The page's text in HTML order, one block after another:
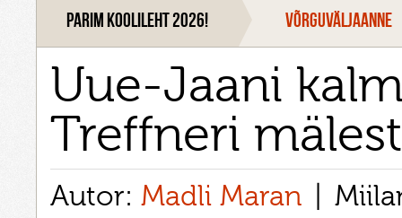
Parim koolileht 2026! VÕRGUVÄLJAANNE
Uue-Jaani
Treffneri
Autor: Madli Maran